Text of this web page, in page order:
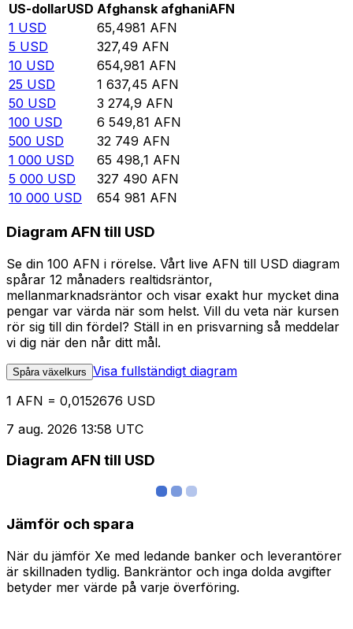
US-dollarUSD Afghansk afghaniAFN
1 USD 65,4981 AFN
5 USD 327,49 AFN
10 USD 654,981 AFN
25 USD 1 637,45 AFN
50 USD 3 274,9 AFN
100 USD 6 549,81 AFN
500 USD 32 749 AFN
1 000 USD 65 498,1 AFN
5 000 USD 327 490 AFN
10 000 USD 654 981 AFN
Diagram AFN till USD
Se din 100 AFN i rörelse. Vårt live AFN till USD diagram
spårar 12 månaders realtidsräntor,
mellanmarknadsräntor och visar exakt hur mycket dina
pengar var värda när som helst. Vill du veta när kursen
rör sig till din fördel? Ställ in en prisvarning så meddelar
vi dig när den når ditt mål.
Spåra växelkurs Visa fullständigt diagram
1 AFN = 0,0152676 USD
7 aug. 2026 13:58 UTC
Diagram AFN till USD
Jämför och spara
När du jämför Xe med ledande banker och leverantörer
är skillnaden tydlig. Bankräntor och inga dolda avgifter
betyder mer värde på varje överföring.